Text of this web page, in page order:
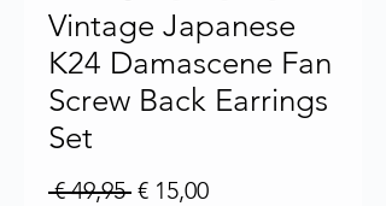
Vintage Japanese
K24 Damascene Fan
Screw Back Earrings
Set
€ 49,95 Normale prijs
€ 15,00Verkoopprijs